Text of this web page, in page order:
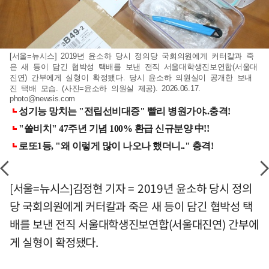
[서울=뉴시스] 2019년 윤소하 당시 정의당 국회의원에게 커터칼과 죽
은 새 등이 담긴 협박성 택배를 보낸 전직 서울대학생진보연합(서울대
진연) 간부에게 실형이 확정됐다. 당시 윤소하 의원실이 공개한 보내
진 택배 모습. (사진=윤소하 의원실 제공). 2026.06.17.
photo@newsis.com
[서울=뉴시스]김정현 기자 = 2019년 윤소하 당시 정의
당 국회의원에게 커터칼과 죽은 새 등이 담긴 협박성 택
배를 보낸 전직 서울대학생진보연합(서울대진연) 간부에
게 실형이 확정됐다.